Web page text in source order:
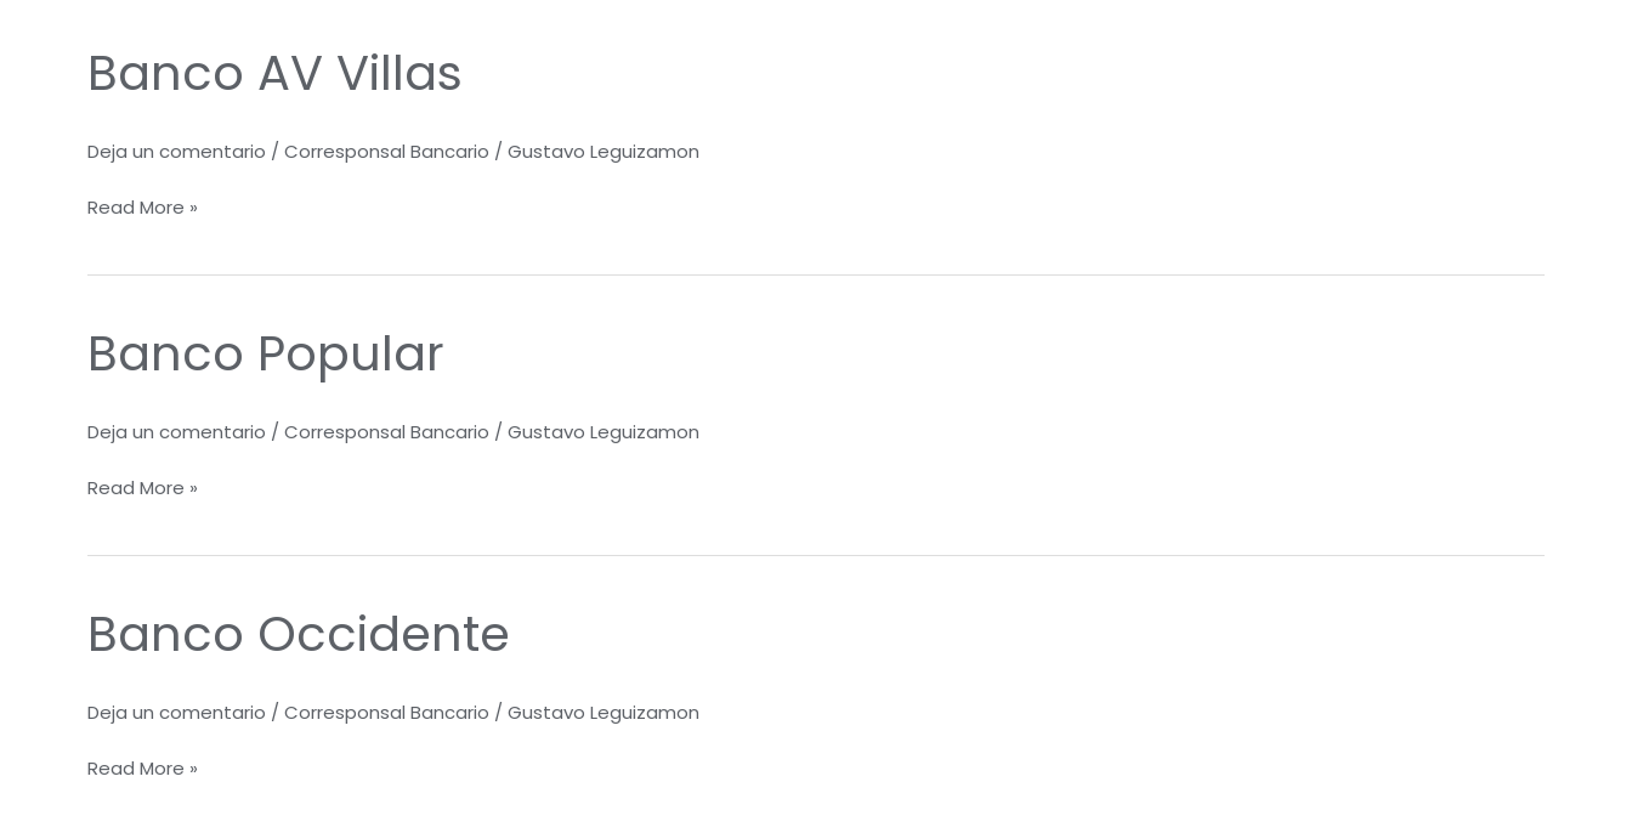
Banco AV Villas
Deja un comentario / Corresponsal Bancario / Gustavo Leguizamon
Banco
AV
Read More »
Banco Popular
Deja un comentario / Corresponsal Bancario / Gustavo Leguizamon
Banco
Popular
Read More »
Banco Occidente
Deja un comentario / Corresponsal Bancario / Gustavo Leguizamon
Banco
Occidente
Read More »